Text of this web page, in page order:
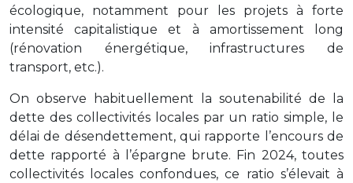
écologique, notamment pour les projets à forte
intensité capitalistique et à amortissement long
(rénovation énergétique, infrastructures de
transport, etc.).
On observe habituellement la soutenabilité de la
dette des collectivités locales par un ratio simple, le
délai de désendettement, qui rapporte l’encours de
dette rapporté à l’épargne brute. Fin 2024, toutes
collectivités locales confondues, ce ratio s’élevait à